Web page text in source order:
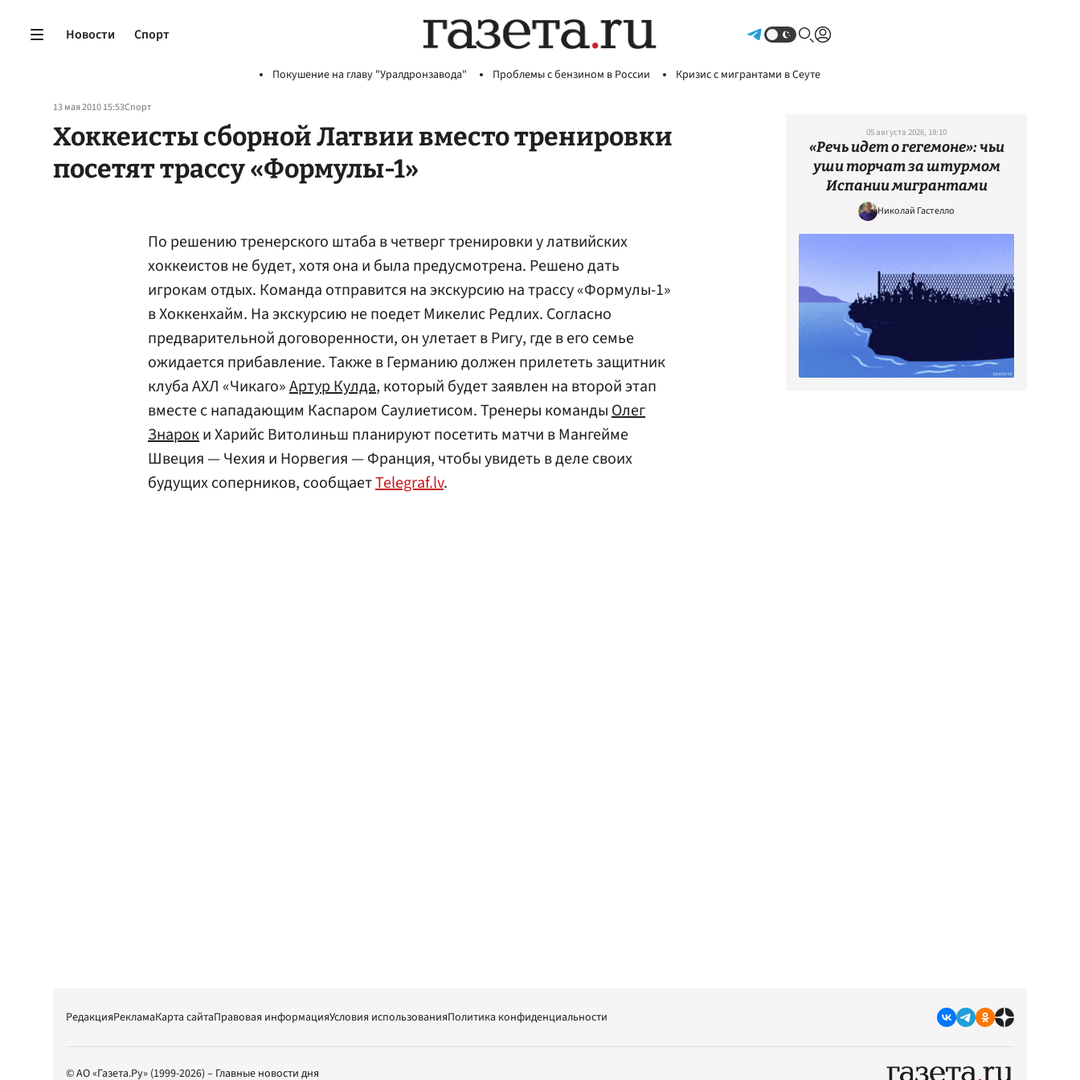
Новости Спорт
Покушение на главу "Уралдронзавода" Проблемы с бензином в России Кризис с мигрантами в Сеуте
13 мая 2010 15:53Спорт
Хоккеисты сборной Латвии вместо тренировки
посетят трассу «Формулы-1»
По решению тренерского штаба в четверг тренировки у латвийских
хоккеистов не будет, хотя она и была предусмотрена. Решено дать
игрокам отдых. Команда отправится на экскурсию на трассу «Формулы-1»
в Хоккенхайм. На экскурсию не поедет Микелис Редлих. Согласно
предварительной договоренности, он улетает в Ригу, где в его семье
ожидается прибавление. Также в Германию должен прилететь защитник
клуба АХЛ «Чикаго»Артур Кулда, который будет заявлен на второй этап
вместе с нападающим Каспаром Саулиетисом. Тренеры командыОлег
Знароки Харийс Витолиньш планируют посетить матчи в Мангейме
Швеция — Чехия и Норвегия — Франция, чтобы увидеть в деле своих
будущих соперников, сообщаетTelegraf.lv.
05 августа 2026, 18:10
«Речь идет о гегемоне»: чьи
уши торчат за штурмом
Испании мигрантами
Николай Гастелло
РедакцияРекламаКарта сайтаПравовая информацияУсловия использованияПолитика конфиденциальности
© АО «Газета.Ру» (1999-2026) – Главные новости дня